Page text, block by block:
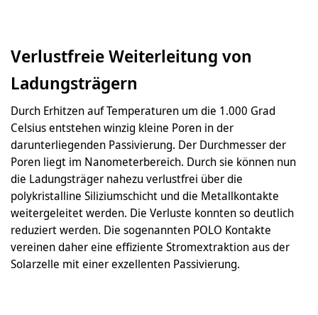
Verlustfreie Weiterleitung von
Ladungsträgern
Durch Erhitzen auf Temperaturen um die 1.000 Grad
Celsius entstehen winzig kleine Poren in der
darunterliegenden Passivierung. Der Durchmesser der
Poren liegt im Nanometerbereich. Durch sie können nun
die Ladungsträger nahezu verlustfrei über die
polykristalline Siliziumschicht und die Metallkontakte
weitergeleitet werden. Die Verluste konnten so deutlich
reduziert werden. Die sogenannten POLO Kontakte
vereinen daher eine effiziente Stromextraktion aus der
Solarzelle mit einer exzellenten Passivierung.